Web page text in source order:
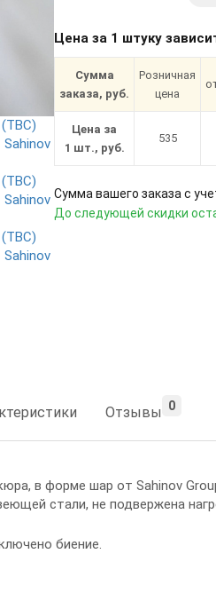
Цена за 1 штуку
Сумма
заказа, руб.
Розничная
цена
Цена за
1 шт., руб.
535
Сумма вашего заказа с
До следующей скидки
Отзывы 0
в форме шар от Sahinov
стали, не подвержена
биение.